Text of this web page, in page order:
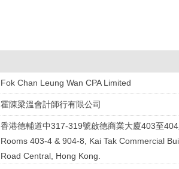
Fok Chan Leung Wan CPA Limited
霍陳梁溫會計師行有限公司
香港德輔道中317-319號啟德商業大廈403至
Rooms 403-4 & 904-8, Kai Tak Commercial
Road Central, Hong Kong.